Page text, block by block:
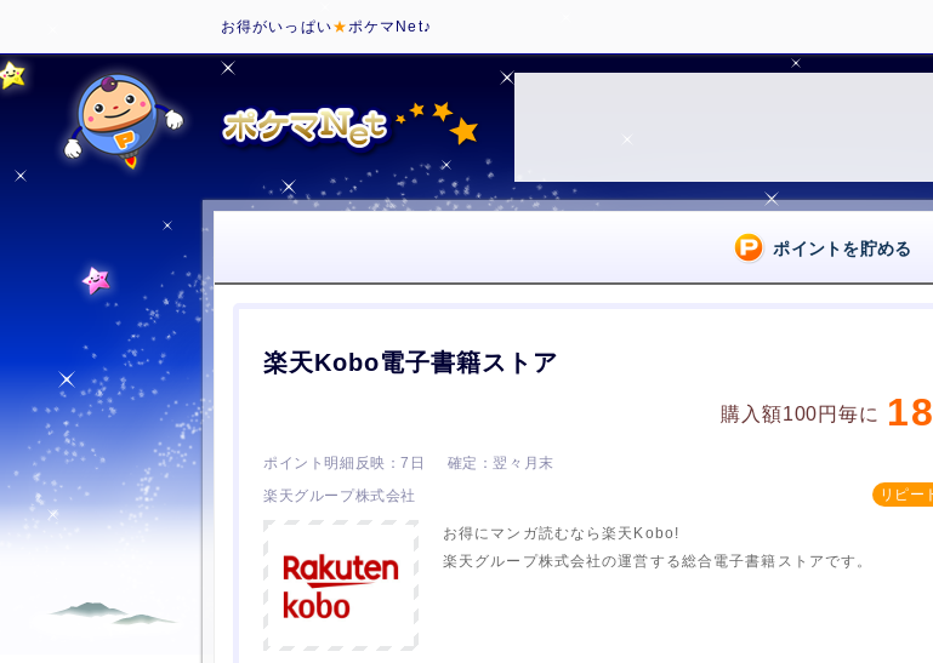
お得がいっぱい★ポケマNet♪
ポイントを貯める
楽天Kobo電子書籍ストア
購入額100円毎に 18
7日
翌々月末
楽天グループ株式会社
お得にマンガ読むなら楽天Kobo!
楽天グループ株式会社の運営する総合電子書籍ストアです。